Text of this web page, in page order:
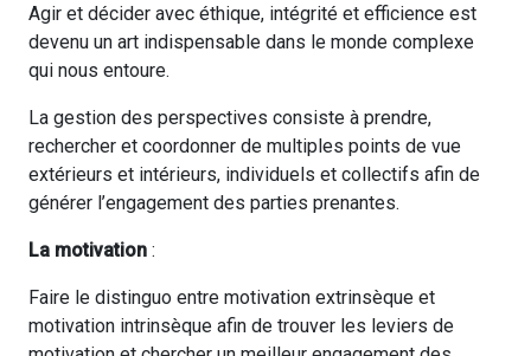
Agir et décider avec éthique, intégrité et efficience est
devenu un art indispensable dans le monde complexe
qui nous entoure.
La gestion des perspectives consiste à prendre,
rechercher et coordonner de multiples points de vue
extérieurs et intérieurs, individuels et collectifs afin de
générer l’engagement des parties prenantes.
La motivation :
Faire le distinguo entre motivation extrinsèque et
motivation intrinsèque afin de trouver les leviers de